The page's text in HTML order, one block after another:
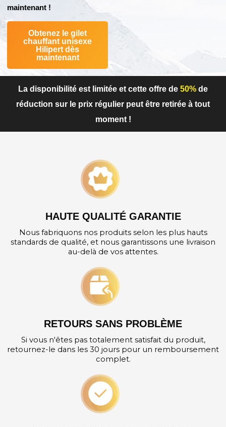
maintenant !
Obtenez le gilet
chauffant unisexe
Hilipert dès
maintenant
La disponibilité est limitée et cette offre de 50% de
réduction sur le prix régulier peut être retirée à tout
moment !
HAUTE QUALITÉ GARANTIE
Nous fabriquons nos produits selon les plus hauts
standards de qualité, et nous garantissons une livraison
au-delà de vos attentes.
RETOURS SANS PROBLÈME
Si vous n'êtes pas totalement satisfait du produit,
retournez-le dans les 30 jours pour un remboursement
complet.